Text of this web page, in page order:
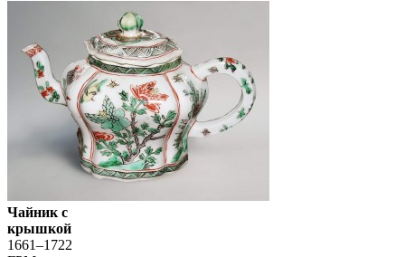
Чайник с
крышкой
1661–1722